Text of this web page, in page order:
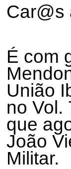
Car@s
É com
União
no Vol.
que
João
Militar.